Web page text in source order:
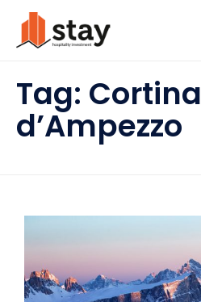
Tag: Cortina
d’Ampezzo